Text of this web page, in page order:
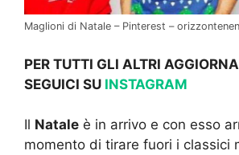
Maglioni di Natale – Pinterest –
PER TUTTI GLI ALTRI
SEGUICI SU INSTAGRAM
Il Natale è in arrivo e con esso
momento di tirare fuori i classici